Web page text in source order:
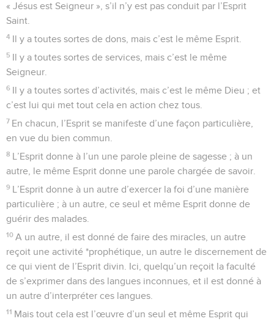
« Jésus est Seigneur », s’il n’y est pas conduit par l’Esprit
Saint.
4 Il y a toutes sortes de dons, mais c’est le même Esprit.
5 Il y a toutes sortes de services, mais c’est le même
Seigneur.
6 Il y a toutes sortes d’activités, mais c’est le même Dieu ; et
c’est lui qui met tout cela en action chez tous.
7 En chacun, l’Esprit se manifeste d’une façon particulière,
en vue du bien commun.
8 L’Esprit donne à l’un une parole pleine de sagesse ; à un
autre, le même Esprit donne une parole chargée de savoir.
9 L’Esprit donne à un autre d’exercer la foi d’une manière
particulière ; à un autre, ce seul et même Esprit donne de
guérir des malades.
10 A un autre, il est donné de faire des miracles, un autre
reçoit une activité *prophétique, un autre le discernement de
ce qui vient de l’Esprit divin. Ici, quelqu’un reçoit la faculté
de s’exprimer dans des langues inconnues, et il est donné à
un autre d’interpréter ces langues.
11 Mais tout cela est l’œuvre d’un seul et même Esprit qui